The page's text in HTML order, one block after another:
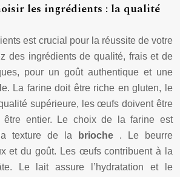
les ingrédients : la qualité
est crucial pour la réussite de votre
des ingrédients de qualité, frais et de
pour un goût authentique et une
La farine doit être riche en gluten, le
supérieure, les œufs doivent être
entier. Le choix de la farine est
texture de la
brioche . Le beurre
et du goût. Les œufs contribuent à la
Le lait assure l’hydratation et le